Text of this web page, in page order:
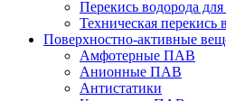
Перекись водорода для
Техническая перекись
Поверхностно-активные
Амфотерные ПАВ
Анионные ПАВ
Антистатики